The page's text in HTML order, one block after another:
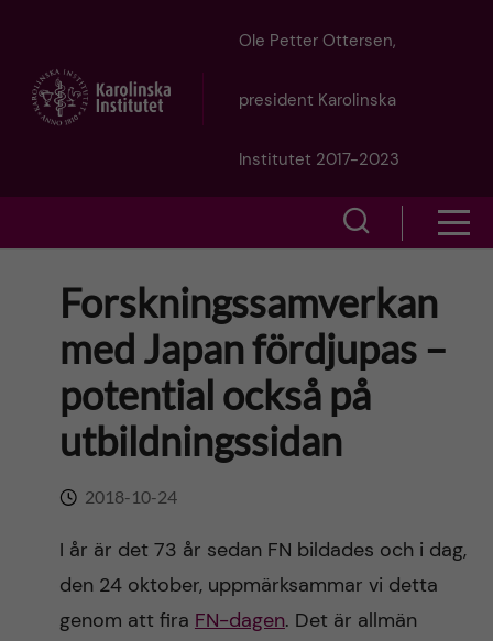
t
Ole Petter Ottersen,
president Karolinska
Institutet 2017-2023
o
w
c
h
n
u
Forskningssamverkan
med Japan fördjupas –
potential också på
utbildningssidan
2018-10-24
I år är det 73 år sedan FN bildades och i dag,
den 24 oktober, uppmärksammar vi detta
genom att fira FN-dagen. Det är allmän